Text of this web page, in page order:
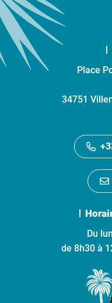
Place
34751
Du
de 8h30 à